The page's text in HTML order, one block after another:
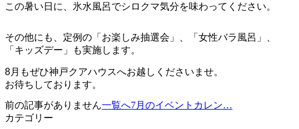
この暑い日に、氷水風呂でシロクマ気分を味わってください。
その他にも、定例の「お楽しみ抽選会」、「女性バラ風呂」、
「キッズデー」も実施します。
8月もぜひ神戸クアハウスへお越しくださいませ。
お待ちしております。
前の記事がありません一覧へ7月のイベントカレン…
カテゴリー